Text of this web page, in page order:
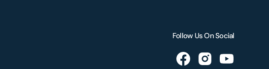
Follow Us On Social